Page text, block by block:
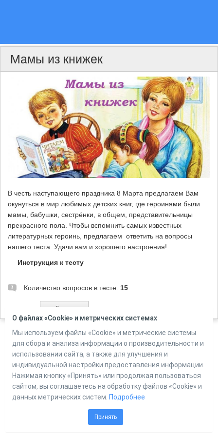
Мамы из книжек
В честь наступающего праздника 8 Марта предлагаем Вам
окунуться в мир любимых детских книг, где героинями были
мамы, бабушки, сестрёнки, в общем, представительницы
прекрасного пола. Чтобы вспомнить самых известных
литературных героинь, предлагаем ответить на вопросы
нашего теста. Удачи вам и хорошего настроения!
Инструкция к тесту
Количество вопросов в тесте: 15
Powered by
Online Test Pad
О файлах «Cookie» и метрических системах
Мы используем файлы «Cookie» и метрические системы
для сбора и анализа информации о производительности и
использовании сайта, а также для улучшения и
индивидуальной настройки предоставления информации.
Нажимая кнопку «Принять» или продолжая пользоваться
сайтом, вы соглашаетесь на обработку файлов «Cookie» и
данных метрических систем. Подробнее
Принять